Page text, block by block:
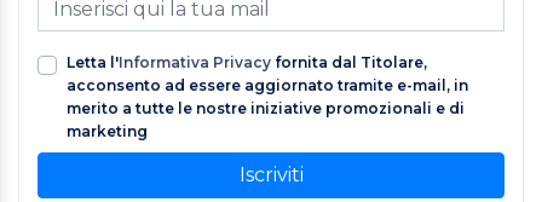
Letta l'Informativa Privacy fornita dal Titolare,
acconsento ad essere aggiornato tramite e-mail, in
merito a tutte le nostre iniziative promozionali e di
marketing
Iscriviti